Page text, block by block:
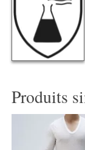
Produits